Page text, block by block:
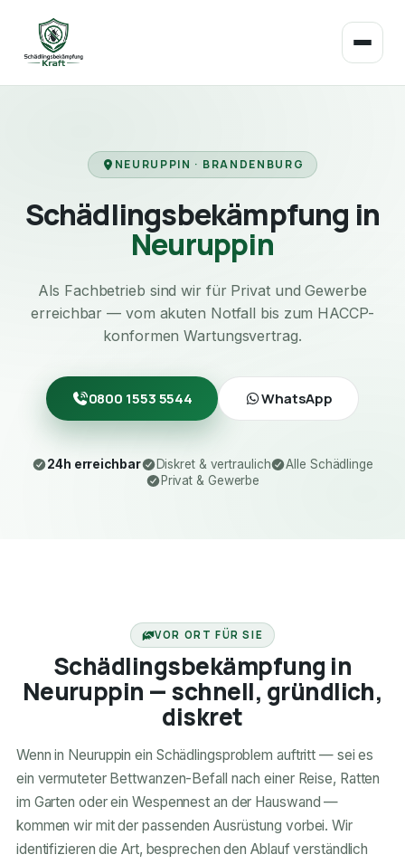
NEURUPPIN · BRANDENBURG
Schädlingsbekämpfung in
Neuruppin
Als Fachbetrieb sind wir für Privat und Gewerbe
erreichbar — vom akuten Notfall bis zum HACCP-
konformen Wartungsvertrag.
0800 1553 5544 WhatsApp
24h erreichbar Diskret & vertraulich
Alle Schädlinge
Privat & Gewerbe
VOR ORT FÜR SIE
Schädlingsbekämpfung in
Neuruppin — schnell, gründlich,
diskret
Wenn in Neuruppin ein Schädlingsproblem auftritt — sei es
ein vermuteter Bettwanzen-Befall nach einer Reise, Ratten
im Garten oder ein Wespennest an der Hauswand —
kommen wir mit der passenden Ausrüstung vorbei. Wir
identifizieren die Art, besprechen den Ablauf verständlich